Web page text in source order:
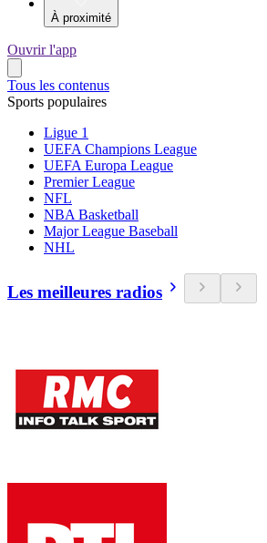
À proximité
Ouvrir l'app
Tous les contenus
Sports populaires
Ligue 1
UEFA Champions League
UEFA Europa League
Premier League
NFL
NBA Basketball
Major League Baseball
NHL
Les meilleures radios